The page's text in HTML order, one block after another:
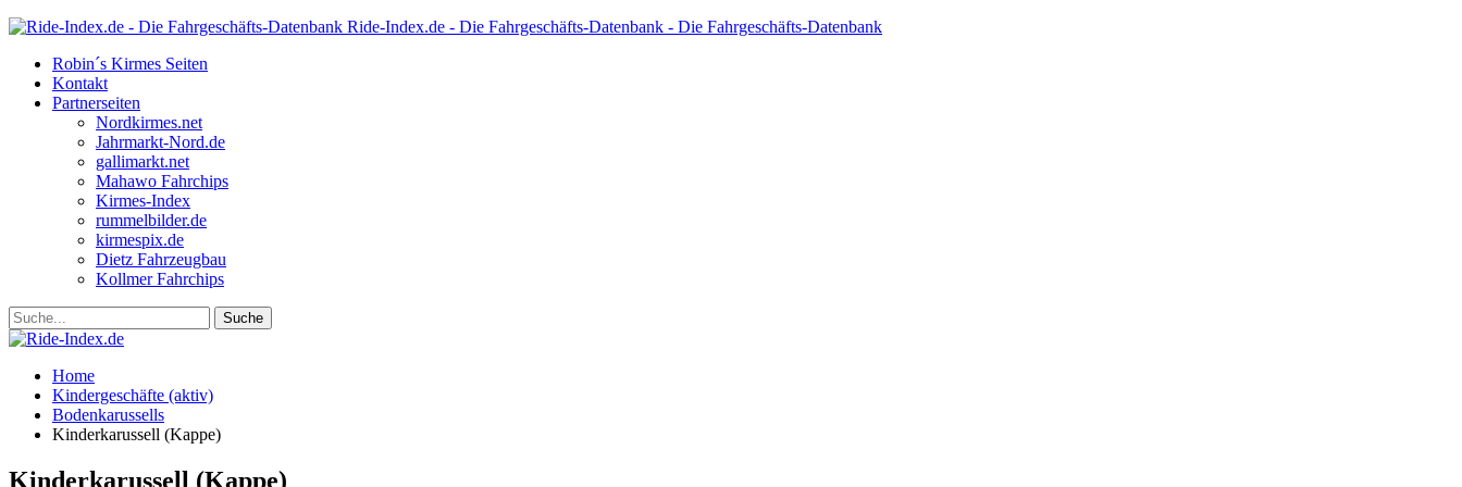
Ride-Index.de - Die Fahrgeschäfts-Datenbank - Die Fahrgeschäfts-Datenbank
Robin´s Kirmes Seiten
Kontakt
Partnerseiten
Nordkirmes.net
Jahrmarkt-Nord.de
gallimarkt.net
Mahawo Fahrchips
Kirmes-Index
rummelbilder.de
kirmespix.de
Dietz Fahrzeugbau
Kollmer Fahrchips
Home
Kindergeschäfte (aktiv)
Bodenkarussells
Kinderkarussell (Kappe)
Kinderkarussell (Kappe)